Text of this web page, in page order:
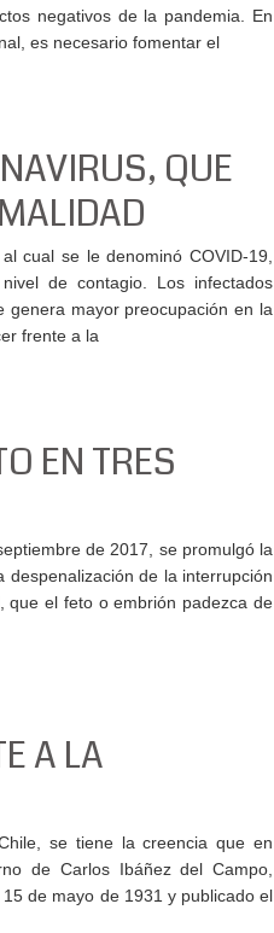
negativos de la pandemia. En
es necesario fomentar el
QUE
cual se le denominó COVID-19,
de contagio. Los infectados
mayor preocupación en la
frente a la
EN TRES
de 2017, se promulgó la
de la interrupción
que el feto o embrión padezca de
A LA
se tiene la creencia que en
de Carlos Ibáñez del Campo,
de mayo de 1931 y publicado el